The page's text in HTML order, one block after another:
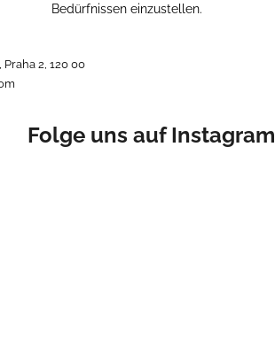
Bedürfnissen einzustellen.
2, 120 00
Folge uns auf Instagram